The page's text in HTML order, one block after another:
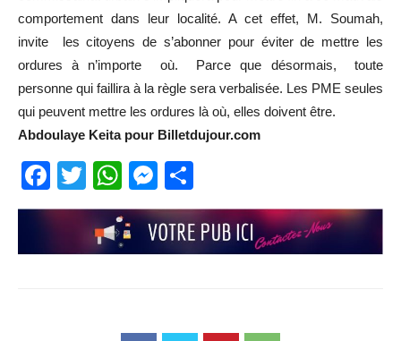
comportement dans leur localité. A cet effet, M. Soumah,
invite les citoyens de s’abonner pour éviter de mettre les
ordures à n’importe où. Parce que désormais, toute
personne qui faillira à la règle sera verbalisée. Les PME seules
qui peuvent mettre les ordures là où, elles doivent être.
Abdoulaye Keita pour Billetdujour.com
Facebook
TwitterWhatsApp
Messenger